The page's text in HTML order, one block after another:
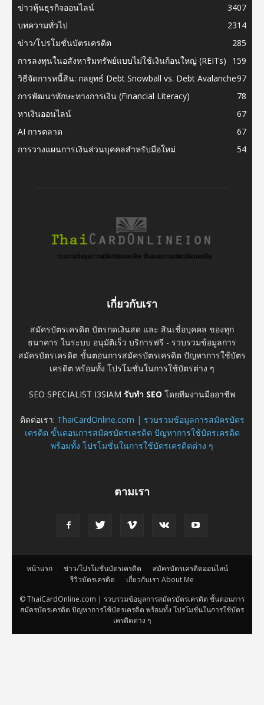
ข่าวหุ้นธุรกิจออนไลน์
3407
บทความทั่วไป
2314
ข่าว/โปรโมชั่นบัตรเครดิต
285
การลงทุนในอสังหาริมทรัพย์แบบไม่ใช้เงินก้อนใหญ่ (REITs)
159
วิธีจัดการหนี้สิน: กลยุทธ์ Debt Snowball vs. Debt Avalanche97
การพัฒนาทักษะทางการเงิน (Financial Literacy)
78
หาเงินออนไลน์
67
AI การตลาด
67
การวางแผนการเงินส่วนบุคคลสำหรับมือใหม่
54
เกี่ยวกับเรา
สมัครบัตรเครดิต บัตรกดเงินสด และ สินเชื่อบุคคล ของทุก
ธนาคาร ในระบบ อนุมัติเร็ว บริการฟรี - รวบรวมข้อมูลการ
สมัครบัตรเครดิต ขั้นตอนการสมัครบัตรเครดิต ปัญหาการใช้บัตร
เครดิต พร้อมทั้ง โปรโมชั่นในการใช้บัตรต่าง ๆ
SEO SPECIALIST I3SIAM รับทำ SEO โดยทีมงานมืออาชีพ
ติดต่อเรา: ThaiCardOnline.com | รวบรวมข้อมูลการสมัครบัตร
เครดิต ขั้นตอนการสมัครบัตรเครดิต ปัญหาการใช้บัตรเครดิต
พร้อมทั้ง โปรโมชั่นในการใช้บัตรเครดิตต่าง ๆ
ตามเรา
หน้าแรก ข่าว/โปรโมชั่นบัตรเครดิต
สมัครบัตรเครดิตออนไลน์
รีวิวบัตรเครดิต
เกี่ยวกับเรา About Me
© ThaiCardOnline.com | รวบรวมข้อมูลการสมัครบัตรเครดิต ขั้นตอนการ
สมัครบัตรเครดิต ปัญหาการใช้บัตรเครดิต พร้อมทั้ง โปรโมชั่นในการใช้บัตร
เครดิตต่าง ๆ